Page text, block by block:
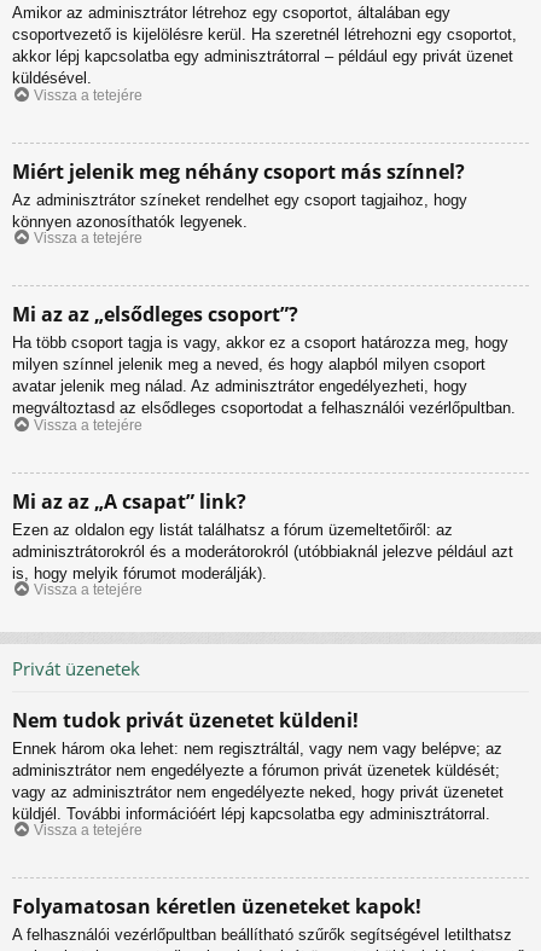
Amikor az adminisztrátor létrehoz egy csoportot, általában egy
csoportvezető is kijelölésre kerül. Ha szeretnél létrehozni egy csoportot,
akkor lépj kapcsolatba egy adminisztrátorral – például egy privát üzenet
küldésével.
Vissza a tetejére
Miért jelenik meg néhány csoport más színnel?
Az adminisztrátor színeket rendelhet egy csoport tagjaihoz, hogy
könnyen azonosíthatók legyenek.
Vissza a tetejére
Mi az az „elsődleges csoport”?
Ha több csoport tagja is vagy, akkor ez a csoport határozza meg, hogy
milyen színnel jelenik meg a neved, és hogy alapból milyen csoport
avatar jelenik meg nálad. Az adminisztrátor engedélyezheti, hogy
megváltoztasd az elsődleges csoportodat a felhasználói vezérlőpultban.
Vissza a tetejére
Mi az az „A csapat” link?
Ezen az oldalon egy listát találhatsz a fórum üzemeltetőiről: az
adminisztrátorokról és a moderátorokról (utóbbiaknál jelezve például azt
is, hogy melyik fórumot moderálják).
Vissza a tetejére
Privát üzenetek
Nem tudok privát üzenetet küldeni!
Ennek három oka lehet: nem regisztráltál, vagy nem vagy belépve; az
adminisztrátor nem engedélyezte a fórumon privát üzenetek küldését;
vagy az adminisztrátor nem engedélyezte neked, hogy privát üzenetet
küldjél. További információért lépj kapcsolatba egy adminisztrátorral.
Vissza a tetejére
Folyamatosan kéretlen üzeneteket kapok!
A felhasználói vezérlőpultban beállítható szűrők segítségével letilthatsz